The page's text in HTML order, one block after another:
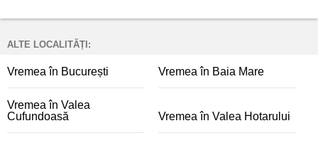
ALTE LOCALITĂȚI:
Vremea în București Vremea în Baia Mare
Vremea în Valea
Cufundoasă
Vremea în Valea Hotarului